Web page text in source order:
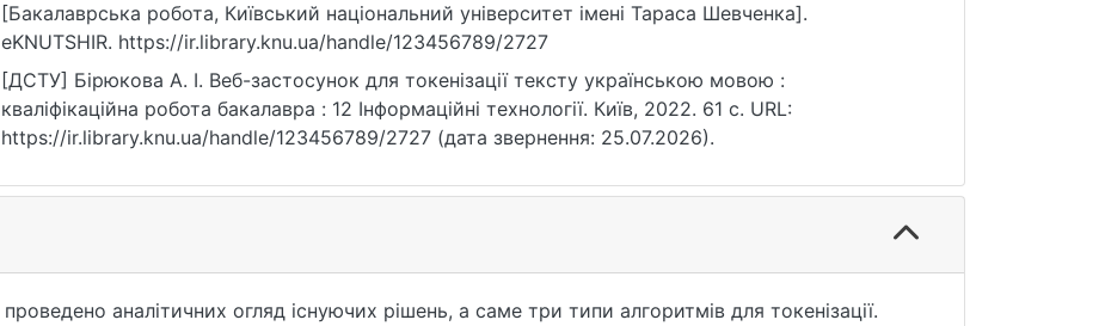
[Бакалаврська робота, Київський національний університет імені Тараса Шевченка].
eKNUTSHIR. https://ir.library.knu.ua/handle/123456789/2727
[ДСТУ] Бірюкова А. І. Веб-застосунок для токенізації тексту українською мовою :
кваліфікаційна робота бакалавра : 12 Інформаційні технології. Київ, 2022. 61 с. URL:
https://ir.library.knu.ua/handle/123456789/2727 (дата звернення: 25.07.2026).